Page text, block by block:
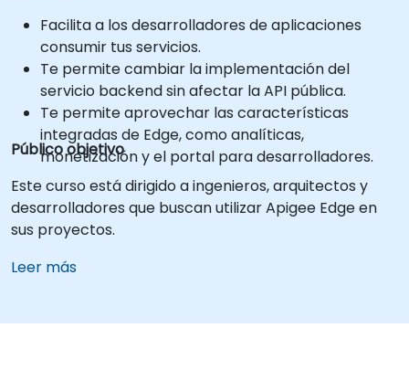
Facilita a los desarrolladores de aplicaciones
consumir tus servicios.
Te permite cambiar la implementación del
servicio backend sin afectar la API pública.
Te permite aprovechar las características
integradas de Edge, como analíticas,
monetización y el portal para desarrolladores.
Público objetivo
Este curso está dirigido a ingenieros, arquitectos y
desarrolladores que buscan utilizar Apigee Edge en
sus proyectos.
Leer más